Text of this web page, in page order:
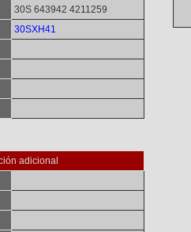
30S 643942 4211259
30SXH41
adicional